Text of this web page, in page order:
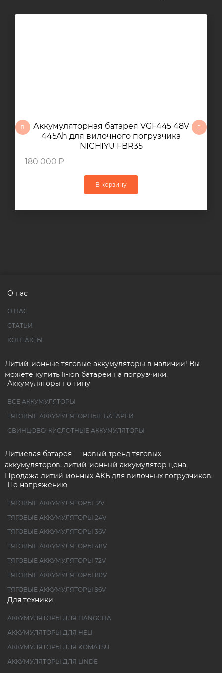
Аккумуляторная батарея VGF445 48V
445Ah для вилочного погрузчика
NICHIYU FBR35
180 000 ₽
В корзину
О нас
О НАС
СТАТЬИ
КОНТАКТЫ
Литий-ионные тяговые аккумуляторы в наличии! Вы
можете купить li-ion батареи на погрузчики.
Аккумуляторы по типу
ВСЕ АККУМУЛЯТОРЫ
ТЯГОВЫЕ АККУМУЛЯТОРНЫЕ БАТАРЕИ
СВИНЦОВО-КИСЛОТНЫЕ АККУМУЛЯТОРЫ
Литиевая батарея — новый тренд тяговых
аккумуляторов, литий-ионный аккумулятор цена.
Продажа литий-ионных АКБ для вилочных погрузчиков.
По напряжению
ТЯГОВЫЕ АККУМУЛЯТОРЫ 12V
ТЯГОВЫЕ АККУМУЛЯТОРЫ 24V
ТЯГОВЫЕ АККУМУЛЯТОРЫ 36V
ТЯГОВЫЕ АККУМУЛЯТОРЫ 48V
ТЯГОВЫЕ АККУМУЛЯТОРЫ 72V
ТЯГОВЫЕ АККУМУЛЯТОРЫ 80V
ТЯГОВЫЕ АККУМУЛЯТОРЫ 96V
Для техники
АККУМУЛЯТОРЫ ДЛЯ HANGCHA
АККУМУЛЯТОРЫ ДЛЯ HELI
АККУМУЛЯТОРЫ ДЛЯ KOMATSU
АККУМУЛЯТОРЫ ДЛЯ LINDE